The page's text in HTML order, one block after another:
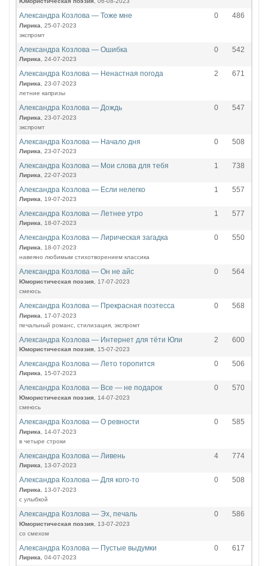
Александра Козлова — Тоже мне
Лирика , 25-07-2023
экспромт
0 486
Александра Козлова — Ошибка
Лирика , 24-07-2023
0 542
Александра Козлова — Ненастная погода
Лирика , 23-07-2023
летние капризы
2 671
Александра Козлова — Дождь
Лирика , 23-07-2023
экспромт
0 547
Александра Козлова — Начало дня
Лирика , 23-07-2023
0 508
Александра Козлова — Мои слова для тебя
Лирика , 22-07-2023
1 738
Александра Козлова — Если нелегко
Лирика , 19-07-2023
1 557
Александра Козлова — Летнее утро
Лирика , 18-07-2023
1 577
Александра Козлова — Лирическая загадка
Лирика , 18-07-2023
навеяно любимым стихотворением классика
0 550
Александра Козлова — Он не айс
Юмористическая поэзия , 17-07-2023
смеюсь
0 564
Александра Козлова — Прекрасная поэтесса
Лирика , 17-07-2023
печальный романс, стилизация, экспромт
0 568
Александра Козлова — Интернет для тёти Юли
Юмористическая поэзия , 15-07-2023
2 600
Александра Козлова — Лето торопится
Лирика , 15-07-2023
0 506
Александра Козлова — Все — не подарок
Юмористическая поэзия , 14-07-2023
смеюсь
0 570
Александра Козлова — О ревности
Лирика , 14-07-2023
в четыре строки
0 585
Александра Козлова — Ливень
Лирика , 13-07-2023
4 774
Александра Козлова — Для кого-то
Лирика , 13-07-2023
с улыбкой
0 508
Александра Козлова — Эх, печаль
Юмористическая поэзия , 13-07-2023
со смехом
0 586
Александра Козлова — Пустые выдумки
Лирика , 04-07-2023
0 617